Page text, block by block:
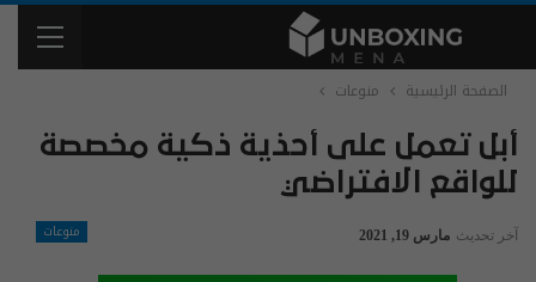
الصفحة الرئيسية منوعات
أبل تعمل على أحذية ذكية مخصصة
للواقع الافتراضي
منوعات آخر تحديث مارس 19, 2021